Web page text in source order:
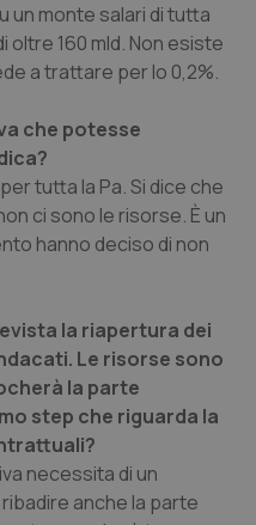
un monte salari di tutta
oltre 160 mld. Non esiste
a trattare per lo 0,2%.
che potesse
tutta la Pa. Si dice che
ci sono le risorse. È un
hanno deciso di non
la riapertura dei
Le risorse sono
la parte
step che riguarda la
necessita di un
anche la parte